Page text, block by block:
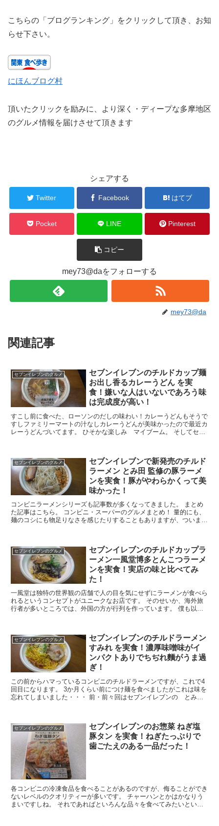
こちらの「ブログランキング」をクリックして頂き、お知
らせ下さい。
にほんブログ村
頂いたクリックを励みに、より深く・ディープな多摩地区
のグルメ情報を届けさせて頂きます
シェアする
Twitter Facebook はてブ
Pocket LINE Pinterest
コピー
mey73@daをフォローする
mey73@da
関連記事
セブンイレブンのグルメ
セブンイレブンのチルドカップ麺
お出し香るカレーうどん を実
食！嫌いな人はいないであろう味
は完成度が高い！
すこし前に食べた、ローソンのだしの味わい！カレーうどんもそうで
すしファミリーマートの汁なしカレーうどんが美味かったので最近カ
レーうどんづいてます。 ひそかな楽しみ マイブーム。 そしてセブ
セブンイレブンのグルメ
セブンイレブンで新発売のチルド
ラーメン とみ田 監修の豚ラーメ
ンを実食！豚がやわらかくって美
味かった！
コンビニラーメンシリーズも記事数が多くなってきました。 まとめ
た記事はこちら。 コンビニ・スーパーのグルメまとめ！ 量的にも、
麺のコシにも物足りなさを感じたりすることもありますが、ついまた
セブンイレブンのグルメ
セブンイレブンのチルドカップラ
ーメン一風堂博多とんこつラーメ
ンを実食！実店の味と比べてみ
た！
一風堂は独特の世界観の店舗で人の目を気にせずにラーメンが食べら
れるというコンセプトがユニークなお店です。 そのせいか、海外旅
行者が多いところでは、外国の方が行列を作っています。 僕も以前
セブンイレブンのグルメ
セブンイレブンのチルドラーメン
すみれ を実食！濃厚味噌味がイ
ンパクトありでちぢれ麵がうま過
ぎ！
この前からハマっているコンビニのチルドラーメンですが、これで4
回目になります。 3か月くらい前につけ麺を食べましたがこれは味を
忘れてしまいました・・・ 前・前々回はセブンイレブンの とみ
セブンイレブンのグルメ
セブンイレブンのお惣菜 ねぎ塩
豚タン を実食！ねぎたっぷりで
歯ごたえのある一品だった！
各コンビニの冷凍食品を食べることがあるのですが、侮ることができ
ないレベルのクオリティーが多いです。 チャーハンとかはかなりう
まいですしね。 それであればといろんな品々を食べてみたいという